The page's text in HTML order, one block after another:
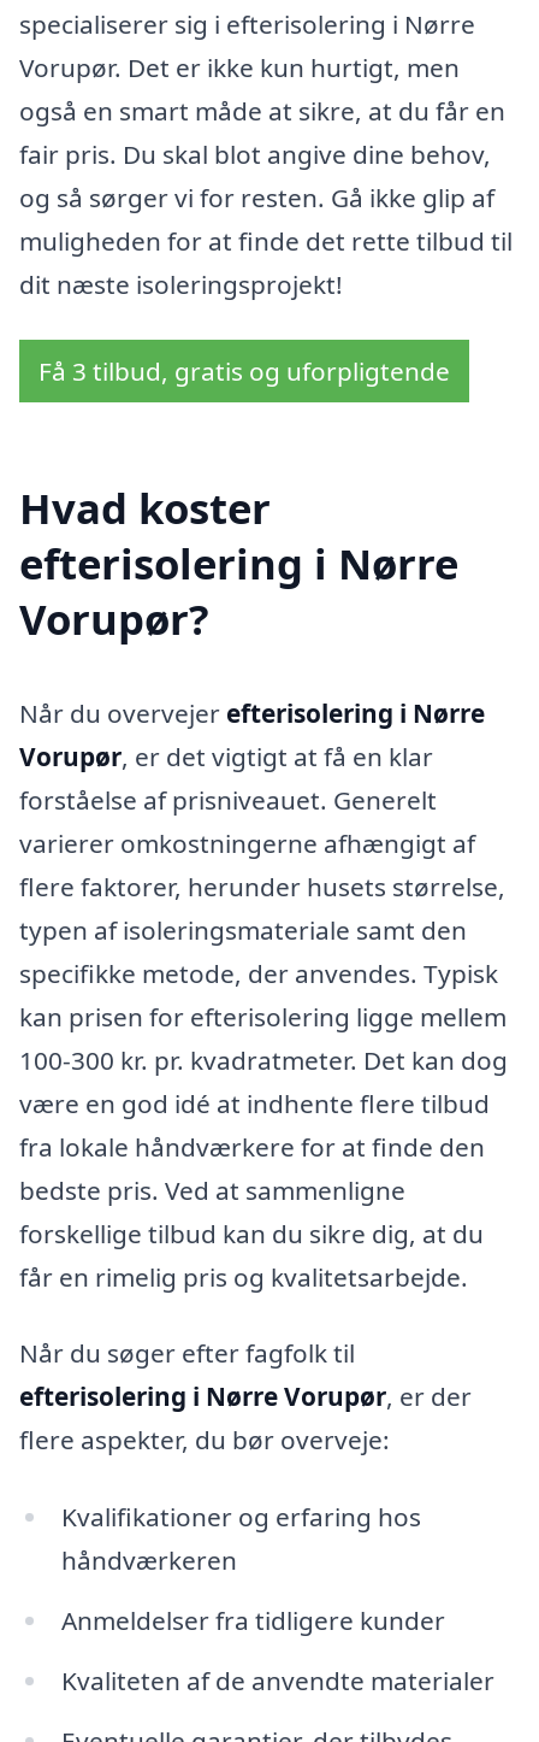
specialiserer sig i efterisolering i Nørre
Vorupør. Det er ikke kun hurtigt, men
også en smart måde at sikre, at du får en
fair pris. Du skal blot angive dine behov,
og så sørger vi for resten. Gå ikke glip af
muligheden for at finde det rette tilbud til
dit næste isoleringsprojekt!
Få 3 tilbud, gratis og uforpligtende
Hvad koster
efterisolering i Nørre
Vorupør?
Når du overvejer efterisolering i Nørre
Vorupør, er det vigtigt at få en klar
forståelse af prisniveauet. Generelt
varierer omkostningerne afhængigt af
flere faktorer, herunder husets størrelse,
typen af isoleringsmateriale samt den
specifikke metode, der anvendes. Typisk
kan prisen for efterisolering ligge mellem
100-300 kr. pr. kvadratmeter. Det kan dog
være en god idé at indhente flere tilbud
fra lokale håndværkere for at finde den
bedste pris. Ved at sammenligne
forskellige tilbud kan du sikre dig, at du
får en rimelig pris og kvalitetsarbejde.
Når du søger efter fagfolk til
efterisolering i Nørre Vorupør, er der
flere aspekter, du bør overveje:
Kvalifikationer og erfaring hos
håndværkeren
Anmeldelser fra tidligere kunder
Kvaliteten af de anvendte materialer